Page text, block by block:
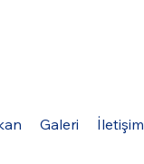
Galeri İletişim